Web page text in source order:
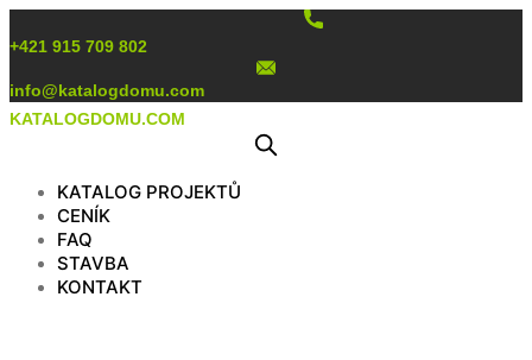
obsah
+421 915 709 802
info@katalogdomu.com
KATALOGDOMU.COM
KATALOG PROJEKTŮ
CENÍK
FAQ
STAVBA
KONTAKT